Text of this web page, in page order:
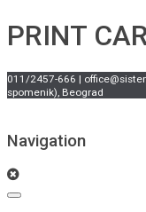
PRINT
011/2457-666 |
spomenik), Beograd
Navigation